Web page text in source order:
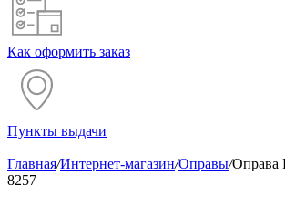
Как оформить заказ
Пункты выдачи
Главная/Интернет-магазин/Оправы/Оправа
8257